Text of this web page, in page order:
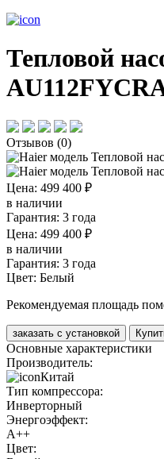
Тепловой
Отзывов (0)
Цена: 499 400 ₽
в наличии
Гарантия: 3 года
Цена: 499 400 ₽
в наличии
Гарантия: 3 года
Цвет: Белый
Рекомендуемая площадь
заказать с установкой
Основные характеристики
Производитель:
Китай
Тип компрессора:
Инверторный
Энергоэффект:
А++
Цвет: